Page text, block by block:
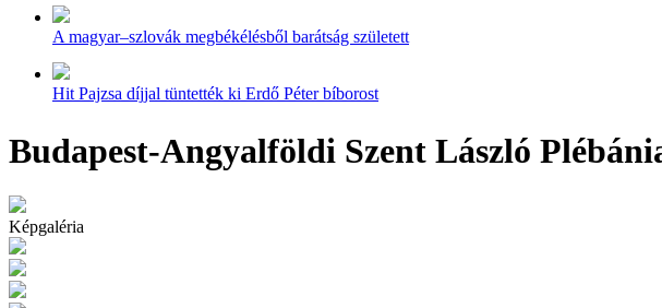
A magyar–szlovák megbékélésből barátság született
Hit Pajzsa díjjal tüntették ki Erdő Péter bíborost
Budapest-Angyalföldi Szent László
Képgaléria